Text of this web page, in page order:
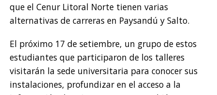
que el Cenur Litoral Norte tienen varias
alternativas de carreras en Paysandú y Salto.
El próximo 17 de setiembre, un grupo de estos
estudiantes que participaron de los talleres
visitarán la sede universitaria para conocer sus
instalaciones, profundizar en el acceso a la